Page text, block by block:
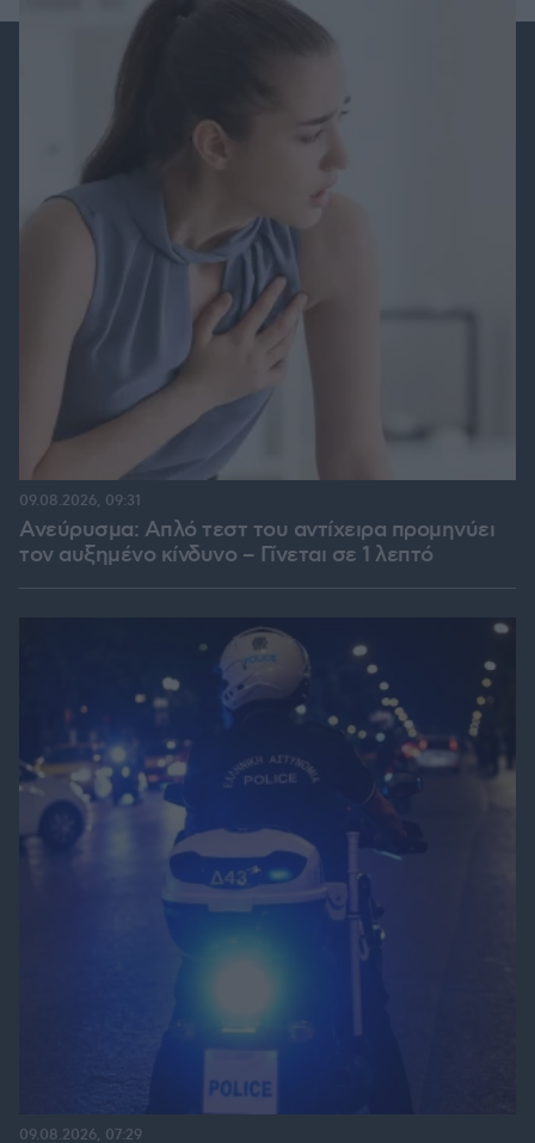
Ανεύρυσμα: Απλό τεστ του αντίχειρα προμηνύει
τον αυξημένο κίνδυνο – Γίνεται σε 1 λεπτό
09.08.2026, 09:31
09.08.2026, 07:29